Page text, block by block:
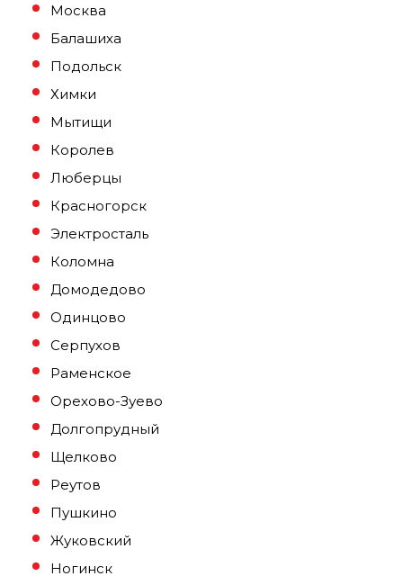
Москва
Балашиха
Подольск
Химки
Мытищи
Королев
Люберцы
Красногорск
Электросталь
Коломна
Домодедово
Одинцово
Серпухов
Раменское
Орехово-Зуево
Долгопрудный
Щелково
Реутов
Пушкино
Жуковский
Ногинск